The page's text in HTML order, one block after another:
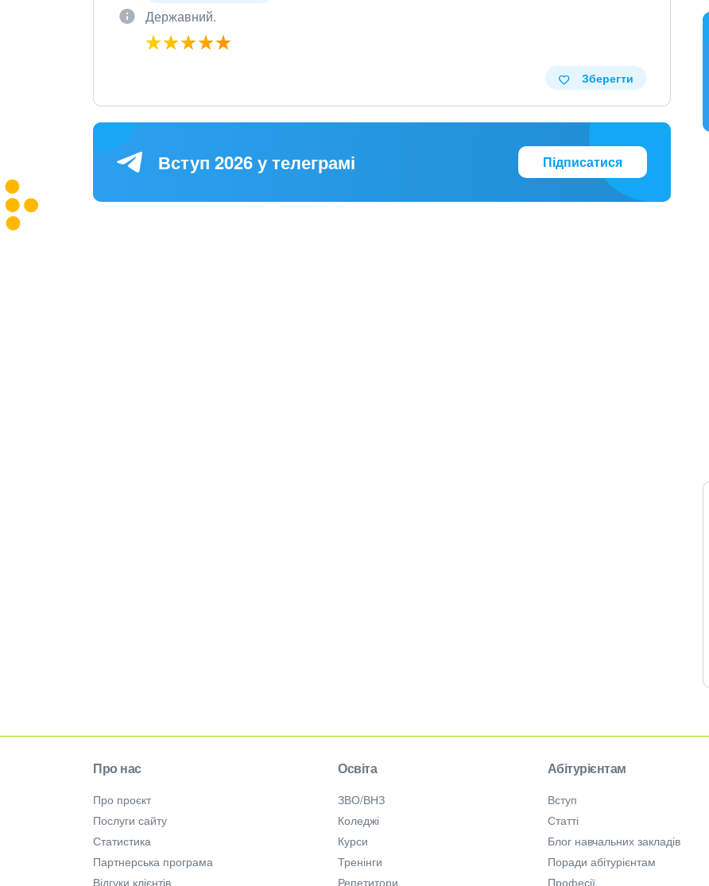
Державний.
Зберегти
Вступ 2026 у телеграмі Підписатися
Про нас
Про проєкт
Послуги сайту
Статистика
Партнерська програма
Відгуки клієнтів
Освіта
ЗВО/ВНЗ
Коледжі
Курси
Тренінги
Репетитори
Абітурієнтам
Вступ
Статті
Блог навчальних закладів
Поради абітурієнтам
Професії